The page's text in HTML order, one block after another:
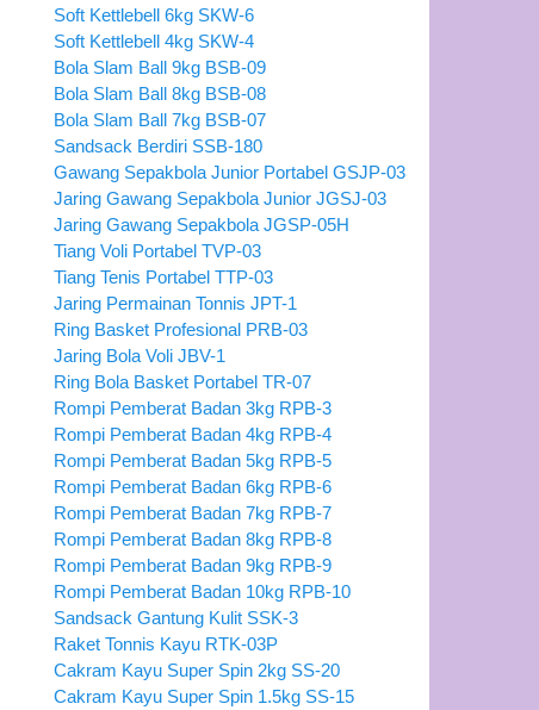
Soft Kettlebell 6kg SKW-6
Soft Kettlebell 4kg SKW-4
Bola Slam Ball 9kg BSB-09
Bola Slam Ball 8kg BSB-08
Bola Slam Ball 7kg BSB-07
Sandsack Berdiri SSB-180
Gawang Sepakbola Junior Portabel GSJP-03
Jaring Gawang Sepakbola Junior JGSJ-03
Jaring Gawang Sepakbola JGSP-05H
Tiang Voli Portabel TVP-03
Tiang Tenis Portabel TTP-03
Jaring Permainan Tonnis JPT-1
Ring Basket Profesional PRB-03
Jaring Bola Voli JBV-1
Ring Bola Basket Portabel TR-07
Rompi Pemberat Badan 3kg RPB-3
Rompi Pemberat Badan 4kg RPB-4
Rompi Pemberat Badan 5kg RPB-5
Rompi Pemberat Badan 6kg RPB-6
Rompi Pemberat Badan 7kg RPB-7
Rompi Pemberat Badan 8kg RPB-8
Rompi Pemberat Badan 9kg RPB-9
Rompi Pemberat Badan 10kg RPB-10
Sandsack Gantung Kulit SSK-3
Raket Tonnis Kayu RTK-03P
Cakram Kayu Super Spin 2kg SS-20
Cakram Kayu Super Spin 1.5kg SS-15